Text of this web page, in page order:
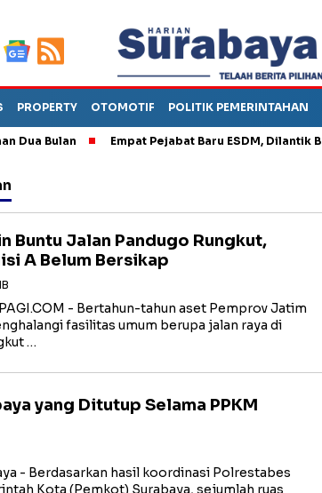
PROPERTY OTOMOTIF POLITIK PEMERINTAHAN
Bulan Empat Pejabat Baru ESDM, Dilantik Bahlil
Buntu Jalan Pandugo Rungkut,
A Belum Bersikap
- Bertahun-tahun aset Pemprov Jatim
fasilitas umum berupa jalan raya di
…
yang Ditutup Selama PPKM
- Berdasarkan hasil koordinasi Polrestabes
Kota (Pemkot) Surabaya, sejumlah ruas